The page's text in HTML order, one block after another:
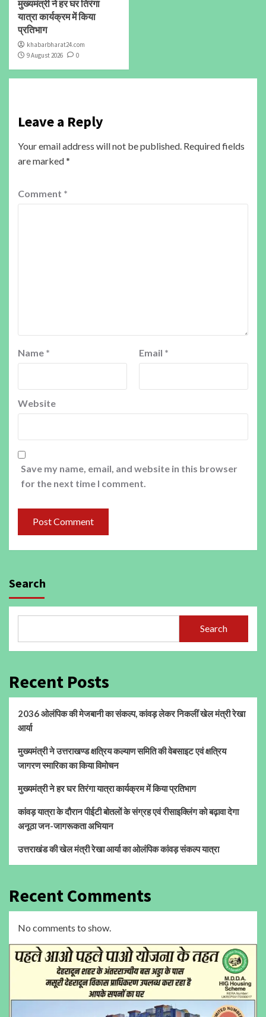
मुख्यमंत्री ने हर घर तिरंगा
यात्रा कार्यक्रम में किया
प्रतिभाग
khabarbharat24.com
9 August 2026
0
Leave a Reply
Your email address will not be published. Required fields
are marked*
Comment *
Name * Email *
Website
Save my name, email, and website in this browser
for the next time I comment.
Search
Search
Recent Posts
2036 ओलंपिक की मेजबानी का संकल्प, कांवड़ लेकर निकलीं खेल मंत्री रेखा
आर्या
मुख्यमंत्री ने उत्तराखण्ड क्षत्रिय कल्याण समिति की वेबसाइट एवं क्षत्रिय
जागरण स्मारिका का किया विमोचन
मुख्यमंत्री ने हर घर तिरंगा यात्रा कार्यक्रम में किया प्रतिभाग
कांवड़ यात्रा के दौरान पीईटी बोतलों के संग्रह एवं रीसाइक्लिंग को बढ़ावा देगा
अनूठा जन-जागरूकता अभियान
उत्तराखंड की खेल मंत्री रेखा आर्या का ओलंपिक कांवड़ संकल्प यात्रा
Recent Comments
No comments to show.